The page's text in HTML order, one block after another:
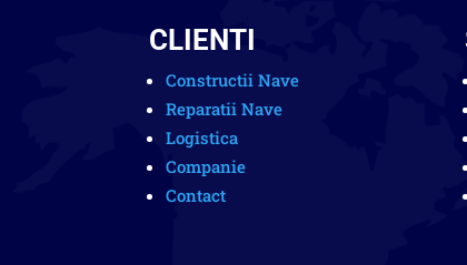
CLIENTI
Constructii Nave
Reparatii Nave
Logistica
Companie
Contact